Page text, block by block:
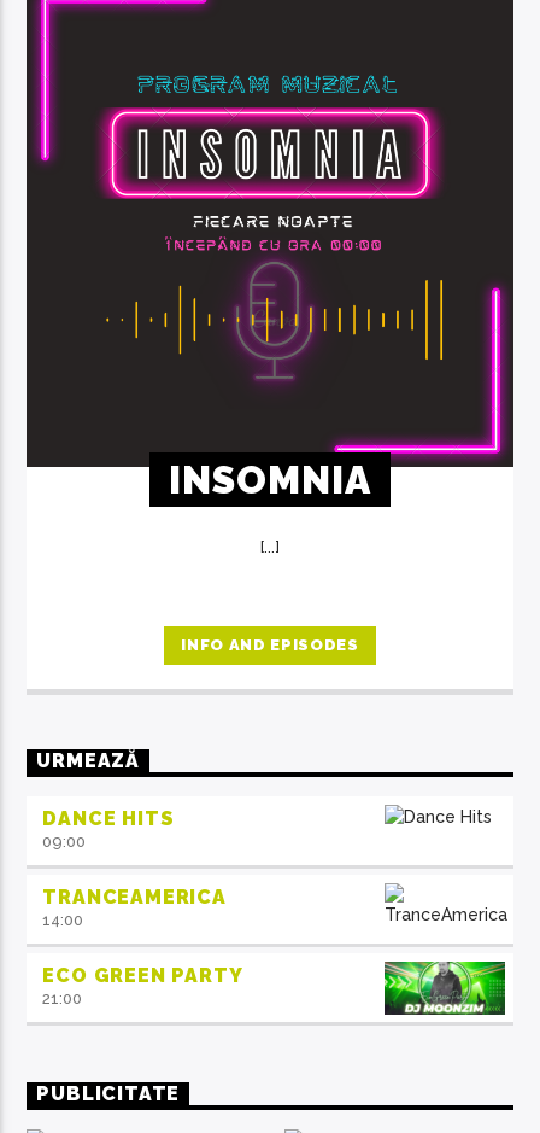
INSOMNIA
[...]
INFO AND EPISODES
URMEAZĂ
DANCE HITS
09:00
TRANCEAMERICA
14:00
ECO GREEN PARTY
21:00
PUBLICITATE